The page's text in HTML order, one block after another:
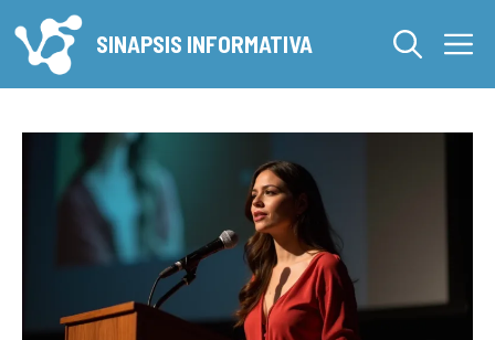
al
contenido
SINAPSIS INFORMATIVA